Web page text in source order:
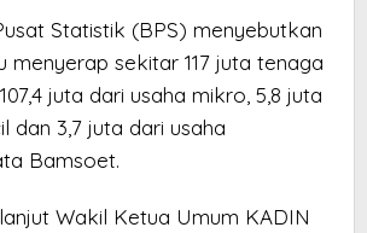
Statistik (BPS) menyebutkan
menyerap sekitar 117 juta tenaga
juta dari usaha mikro, 5,8 juta
dan 3,7 juta dari usaha
Bamsoet.
Wakil Ketua Umum KADIN